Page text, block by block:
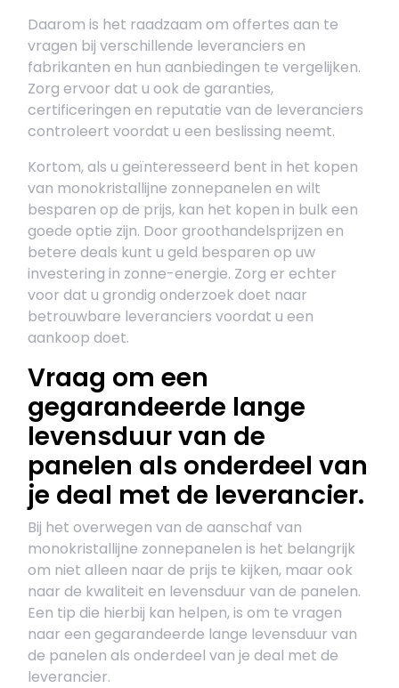
Daarom is het raadzaam om offertes aan te
vragen bij verschillende leveranciers en
fabrikanten en hun aanbiedingen te vergelijken.
Zorg ervoor dat u ook de garanties,
certificeringen en reputatie van de leveranciers
controleert voordat u een beslissing neemt.
Kortom, als u geïnteresseerd bent in het kopen
van monokristallijne zonnepanelen en wilt
besparen op de prijs, kan het kopen in bulk een
goede optie zijn. Door groothandelsprijzen en
betere deals kunt u geld besparen op uw
investering in zonne-energie. Zorg er echter
voor dat u grondig onderzoek doet naar
betrouwbare leveranciers voordat u een
aankoop doet.
Vraag om een
gegarandeerde lange
levensduur van de
panelen als onderdeel van
je deal met de leverancier.
Bij het overwegen van de aanschaf van
monokristallijne zonnepanelen is het belangrijk
om niet alleen naar de prijs te kijken, maar ook
naar de kwaliteit en levensduur van de panelen.
Een tip die hierbij kan helpen, is om te vragen
naar een gegarandeerde lange levensduur van
de panelen als onderdeel van je deal met de
leverancier.